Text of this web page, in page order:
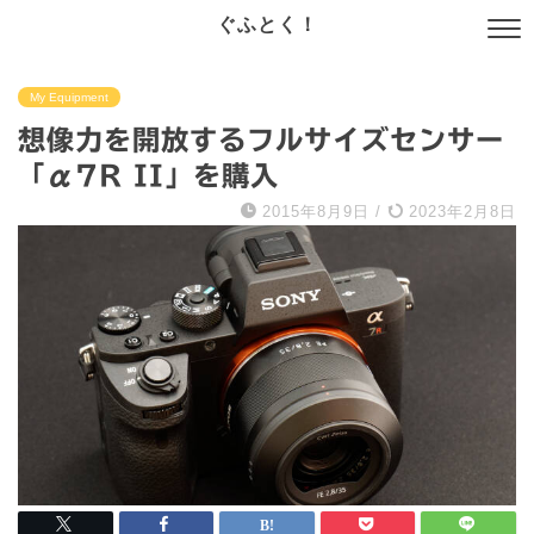
ぐふとく！
My Equipment
想像力を開放するフルサイズセンサー
「α7R II」を購入
2015年8月9日 / 2023年2月8日